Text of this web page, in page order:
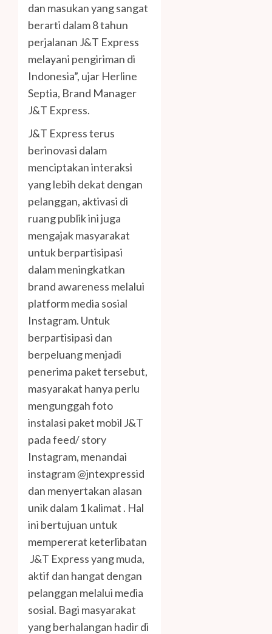
dan masukan yang sangat
berarti dalam 8 tahun
perjalanan J&T Express
melayani pengiriman di
Indonesia”, ujar Herline
Septia, Brand Manager
J&T Express.
J&T Express terus
berinovasi dalam
menciptakan interaksi
yang lebih dekat dengan
pelanggan, aktivasi di
ruang publik ini juga
mengajak masyarakat
untuk berpartisipasi
dalam meningkatkan
brand awareness melalui
platform media sosial
Instagram. Untuk
berpartisipasi dan
berpeluang menjadi
penerima paket tersebut,
masyarakat hanya perlu
mengunggah foto
instalasi paket mobil J&T
pada feed/ story
Instagram, menandai
instagram @jntexpressid
dan menyertakan alasan
unik dalam 1 kalimat . Hal
ini bertujuan untuk
mempererat keterlibatan
J&T Express yang muda,
aktif dan hangat dengan
pelanggan melalui media
sosial. Bagi masyarakat
yang berhalangan hadir di